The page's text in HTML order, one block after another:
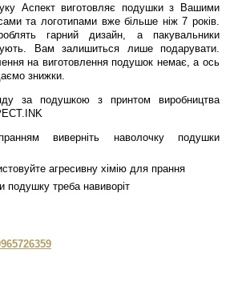
Аспект виготовляє подушки з Вашими
та логотипами вже більше ніж 7 років.
гарний дизайн, а пакувальники
Вам залишиться лише подарувати.
на виготовлення подушок немає, а ось
знижки.
за подушкою з принтом виробництва
виверніть наволочку подушки
агресивну хімію для прання
подушку треба навиворіт